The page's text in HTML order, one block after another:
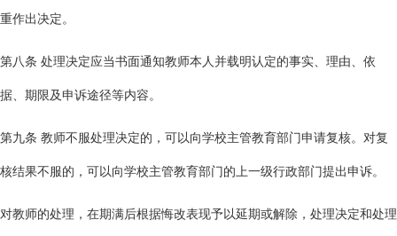
重作出决定。
第八条 处理决定应当书面通知教师本人并载明认定的事实、理由、依
据、期限及申诉途径等内容。
第九条 教师不服处理决定的，可以向学校主管教育部门申请复核。对复
核结果不服的，可以向学校主管教育部门的上一级行政部门提出申诉。
对教师的处理，在期满后根据悔改表现予以延期或解除，处理决定和处理